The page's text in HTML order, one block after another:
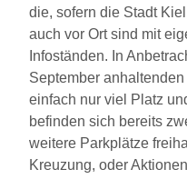
die, sofern die Stadt
auch vor Ort sind mit
Infoständen. In
September
einfach nur viel Platz
befinden sich bereits
weitere Parkplätze
Kreuzung, oder